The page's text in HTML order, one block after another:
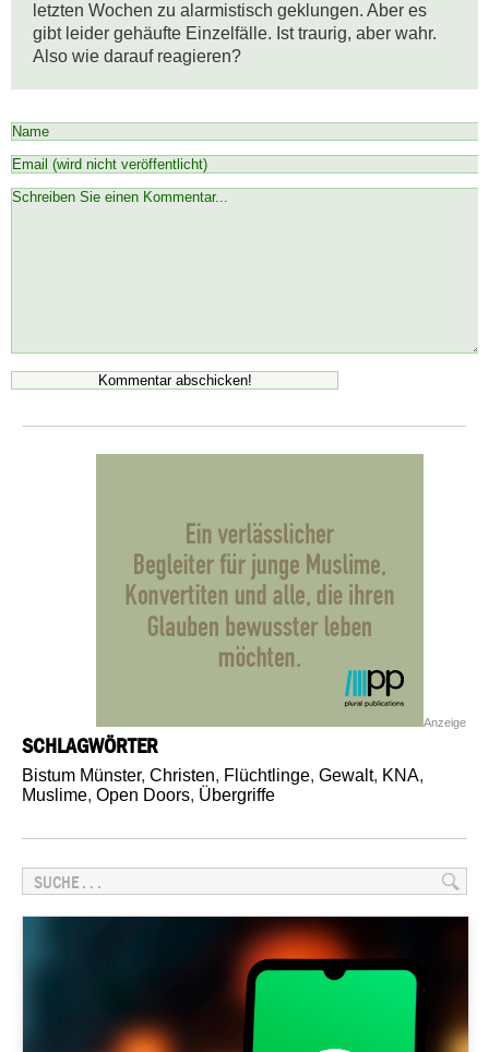
letzten Wochen zu alarmistisch geklungen. Aber es
gibt leider gehäufte Einzelfälle. Ist traurig, aber wahr.
Also wie darauf reagieren?
Anzeige
SCHLAGWÖRTER
Bistum Münster, Christen, Flüchtlinge, Gewalt, KNA,
Muslime, Open Doors, Übergriffe